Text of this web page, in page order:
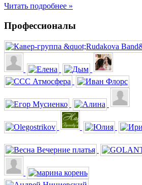
Читать подробнее »
Профессионалы